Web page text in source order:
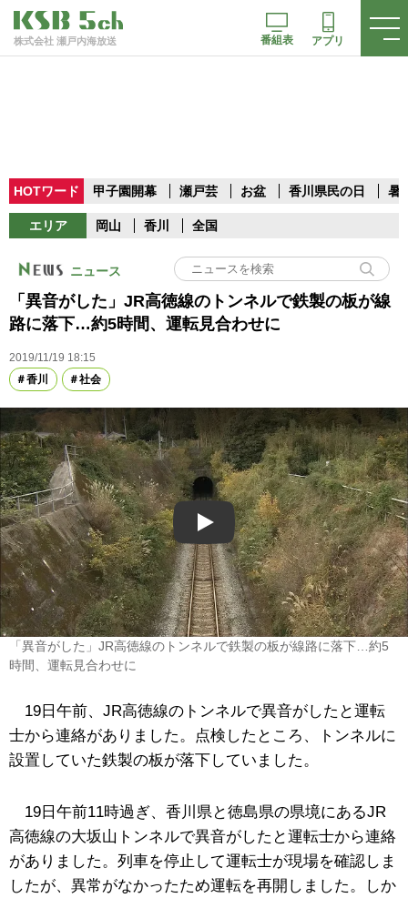
株式会社 瀬戸内海放送 番組表 アプリ
HOTワード 甲子園開幕 瀬戸芸 お盆 香川県民の日 暑
エリア 岡山 香川 全国
ニュース
「異音がした」JR高徳線のトンネルで鉄製の板が線
路に落下…約5時間、運転見合わせに
2019/11/19 18:15
香川
社会
Play
「異音がした」JR高徳線のトンネルで鉄製の板が線路に落下…約5
時間、運転見合わせに
19日午前、JR高徳線のトンネルで異音がしたと運転
士から連絡がありました。点検したところ、トンネルに
設置していた鉄製の板が落下していました。
19日午前11時過ぎ、香川県と徳島県の県境にあるJR
高徳線の大坂山トンネルで異音がしたと運転士から連絡
がありました。列車を停止して運転士が現場を確認しま
したが、異常がなかったため運転を再開しました。しか